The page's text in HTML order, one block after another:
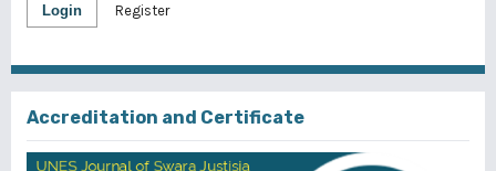
Login Register
Accreditation and Certificate